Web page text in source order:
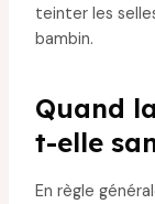
teinter les
bambin.
Quand
t-elle
En règle